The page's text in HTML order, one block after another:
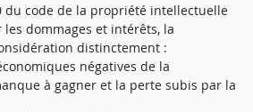
du code de la propriété intellectuelle
dommages et intérêts, la
distinctement :
négatives de la
à gagner et la perte subis par la